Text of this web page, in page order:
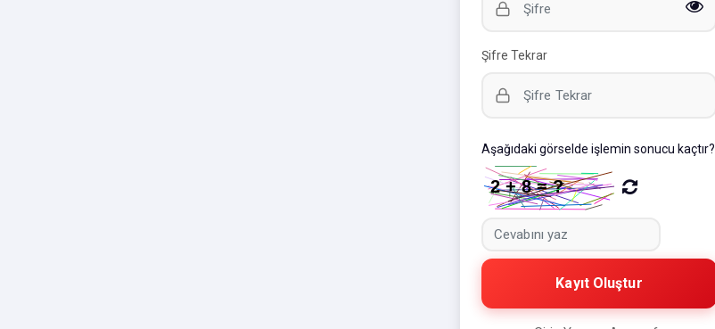
Şifre Tekrar
Aşağıdaki görselde işlemin sonucu kaçtır?
Kayıt Oluştur